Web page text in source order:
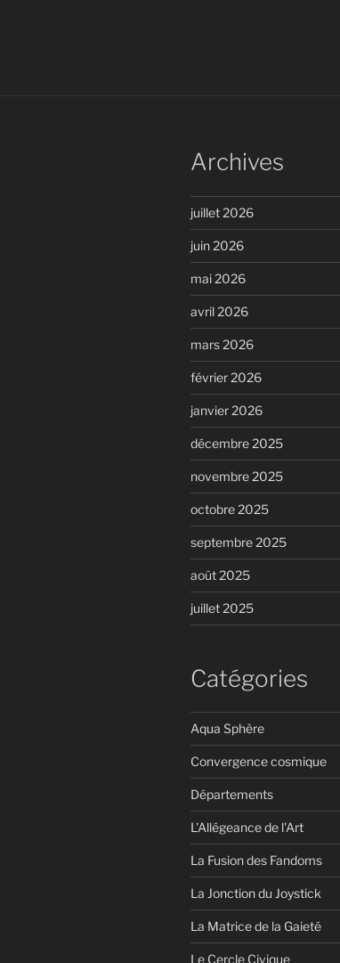
Archives
juillet 2026
juin 2026
mai 2026
avril 2026
mars 2026
février 2026
janvier 2026
décembre 2025
novembre 2025
octobre 2025
septembre 2025
août 2025
juillet 2025
Catégories
Aqua Sphère
Convergence cosmique
Départements
L'Allégeance de l'Art
La Fusion des Fandoms
La Jonction du Joystick
La Matrice de la Gaieté
Le Cercle Civique